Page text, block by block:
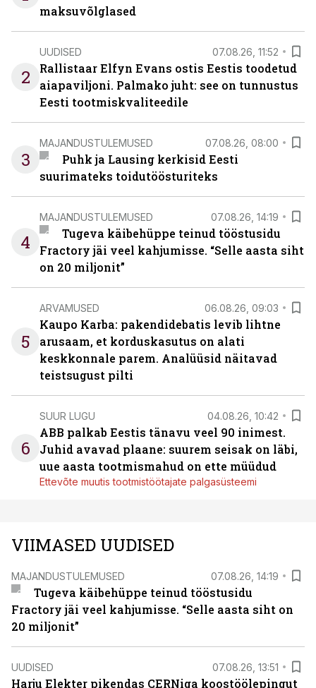
maksuvõlglased
2
UUDISED 07.08.26, 11:52
Rallistaar Elfyn Evans ostis Eestis toodetud
aiapaviljoni. Palmako juht: see on tunnustus
Eesti tootmiskvaliteedile
3
MAJANDUSTULEMUSED 07.08.26, 08:00
Puhk ja Lausing kerkisid Eesti
suurimateks toidutöösturiteks
4
MAJANDUSTULEMUSED 07.08.26, 14:19
Tugeva käibehüppe teinud tööstusidu
Fractory jäi veel kahjumisse. “Selle aasta siht
on 20 miljonit”
5
ARVAMUSED 06.08.26, 09:03
Kaupo Karba: pakendidebatis levib lihtne
arusaam, et korduskasutus on alati
keskkonnale parem. Analüüsid näitavad
teistsugust pilti
6
SUUR LUGU 04.08.26, 10:42
ABB palkab Eestis tänavu veel 90 inimest.
Juhid avavad plaane: suurem seisak on läbi,
uue aasta tootmismahud on ette müüdud
Ettevõte muutis tootmistöötajate palgasüsteemi
VIIMASED UUDISED
MAJANDUSTULEMUSED 07.08.26, 14:19
Tugeva käibehüppe teinud tööstusidu
Fractory jäi veel kahjumisse. “Selle aasta siht on
20 miljonit”
UUDISED 07.08.26, 13:51
Harju Elekter pikendas CERNiga koostöölepingut